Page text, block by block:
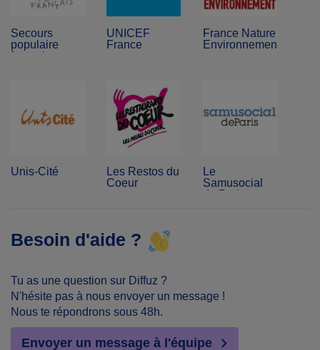
Secours
populaire
français
UNICEF
France
France Nature
Environnement
Unis-Cité
Les Restos du
Coeur
Le
Samusocial
de Paris
Besoin d'aide ?
Tu as une question sur Diffuz ?
N'hésite pas à nous envoyer un message !
Nous te répondrons sous 48h.
Envoyer un message à l'équipe